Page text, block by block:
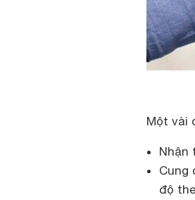
Một vài
Nhận
Cung
độ